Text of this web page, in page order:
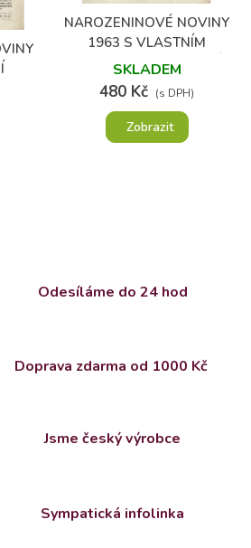
NAROZENINOVÉ NOVINY
1963 S VLASTNÍM
TEXTEM A FOTOGRAFIÍ
SKLADEM
480 Kč (s DPH)
Zobrazit
Odesíláme do 24 hod
Doprava zdarma od 1000 Kč
Jsme český výrobce
Sympatická infolinka